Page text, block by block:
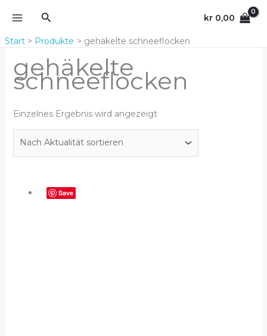
Inhalt
Suchen kr 0,00
Start Produkte gehäkelte schneeflocken
gehäkelte
schneeflocken
Einzelnes Ergebnis wird angezeigt
Save